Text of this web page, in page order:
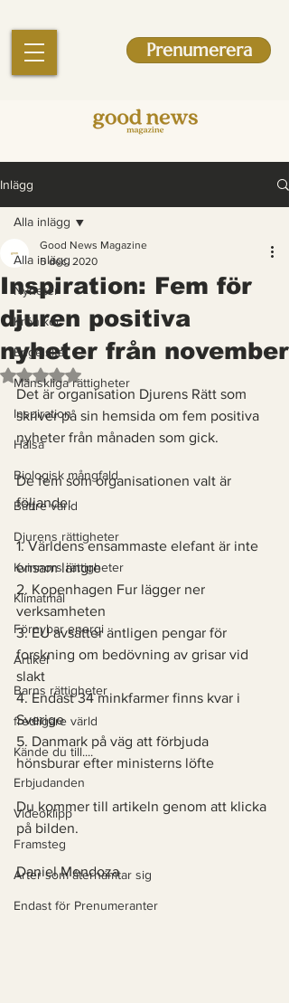
Prenumerera
Inlägg
Alla inlägg
Nyheter
Krönikor
Engelska
Mänskliga rättigheter
Inspiration
Hälsa
Biologisk mångfald
Bättre värld
Djurens rättigheter
Kvinnors rättigheter
Klimatmål
Förnybar energi
Artikel
Barns rättigheter
fredligare värld
Kände du till....
Erbjudanden
Videoklipp
Framsteg
Arter som återhämtar sig
Endast för Prenumeranter
Alla inlägg
Inspiration: Fem för
djuren positiva
nyheter från november
Good News Magazine
5 dec. 2020
Betygsatt till NaN av 5 stjärnor.
Det är organisation Djurens Rätt som
skriver på sin hemsida om fem positiva
nyheter från månaden som gick.
De fem som organisationen valt är
följande:
1. Världens ensammaste elefant är inte
ensam längre
2. Kopenhagen Fur lägger ner
verksamheten
3. EU avsätter äntligen pengar för
forskning om bedövning av grisar vid
slakt
4. Endast 34 minkfarmer finns kvar i
Sverige
5. Danmark på väg att förbjuda
hönsburar efter ministerns löfte
Du kommer till artikeln genom att klicka
på bilden.
Daniel Mendoza